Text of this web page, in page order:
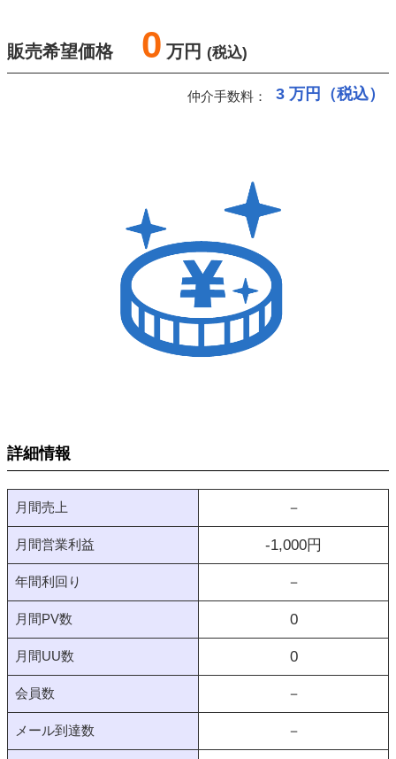
販売希望価格 0 万円 (税込)
仲介手数料： 3 万円（税込）
詳細情報
月間売上 －
月間営業利益 -1,000円
年間利回り －
月間PV数 0
月間UU数 0
会員数 －
メール到達数 －